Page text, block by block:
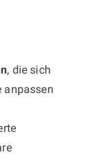
, die sich
anpassen